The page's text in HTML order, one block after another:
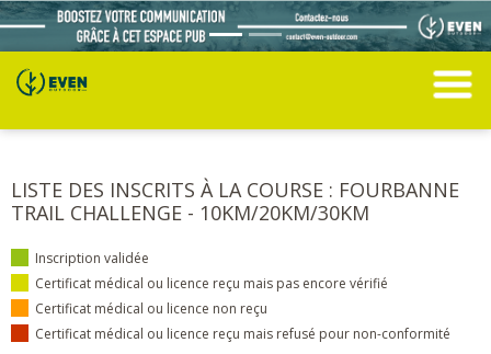
LISTE DES INSCRITS À LA COURSE : FOURBANNE
TRAIL CHALLENGE - 10KM/20KM/30KM
Inscription validée
Certificat médical ou licence reçu mais pas encore vérifié
Certificat médical ou licence non reçu
Certificat médical ou licence reçu mais refusé pour non-conformité